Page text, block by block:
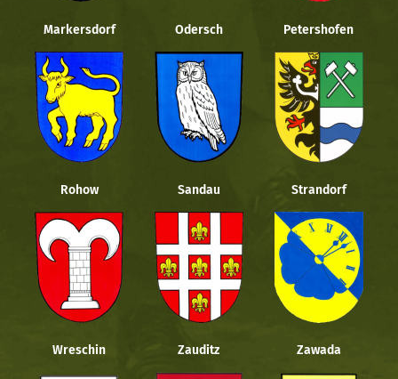
Markersdorf Odersch Petershofen
Rohow Sandau Strandorf
Wreschin Zauditz Zawada